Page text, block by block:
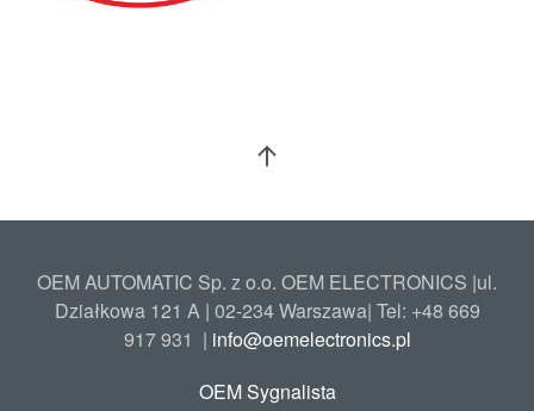
OEM AUTOMATIC Sp. z o.o. OEM ELECTRONICS |ul.
Działkowa 121 A | 02-234 Warszawa| Tel: +48 669
917 931 | info@oemelectronics.pl
OEM Sygnalista